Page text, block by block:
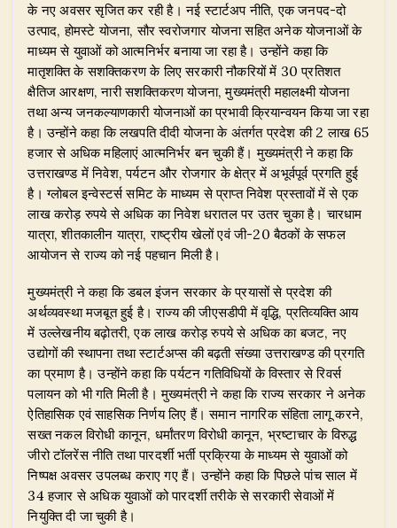
के नए अवसर सृजित कर रही है। नई स्टार्टअप नीति, एक जनपद-दो
उत्पाद, होमस्टे योजना, सौर स्वरोजगार योजना सहित अनेक योजनाओं के
माध्यम से युवाओं को आत्मनिर्भर बनाया जा रहा है। उन्होंने कहा कि
मातृशक्ति के सशक्तिकरण के लिए सरकारी नौकरियों में 30 प्रतिशत
क्षैतिज आरक्षण, नारी सशक्तिकरण योजना, मुख्यमंत्री महालक्ष्मी योजना
तथा अन्य जनकल्याणकारी योजनाओं का प्रभावी क्रियान्वयन किया जा रहा
है। उन्होंने कहा कि लखपति दीदी योजना के अंतर्गत प्रदेश की 2 लाख 65
हजार से अधिक महिलाएं आत्मनिर्भर बन चुकी हैं। मुख्यमंत्री ने कहा कि
उत्तराखण्ड में निवेश, पर्यटन और रोजगार के क्षेत्र में अभूर्वपूर्व प्रगति हुई
है। ग्लोबल इन्वेस्टर्स समिट के माध्यम से प्राप्त निवेश प्रस्तावों में से एक
लाख करोड़ रुपये से अधिक का निवेश धरातल पर उतर चुका है। चारधाम
यात्रा, शीतकालीन यात्रा, राष्ट्रीय खेलों एवं जी-20 बैठकों के सफल
आयोजन से राज्य को नई पहचान मिली है।
​मुख्यमंत्री ने कहा कि डबल इंजन सरकार के प्रयासों से प्रदेश की
अर्थव्यवस्था मजबूत हुई है। राज्य की जीएसडीपी में वृद्धि, प्रतिव्यक्ति आय
में उल्लेखनीय बढ़ोतरी, एक लाख करोड़ रुपये से अधिक का बजट, नए
उद्योगों की स्थापना तथा स्टार्टअप्स की बढ़ती संख्या उत्तराखण्ड की प्रगति
का प्रमाण है। उन्होंने कहा कि पर्यटन गतिविधियों के विस्तार से रिवर्स
पलायन को भी गति मिली है। मुख्यमंत्री ने कहा कि राज्य सरकार ने अनेक
ऐतिहासिक एवं साहसिक निर्णय लिए हैं। समान नागरिक संहिता लागू करने,
सख्त नकल विरोधी कानून, धर्मांतरण विरोधी कानून, भ्रष्टाचार के विरुद्ध
जीरो टॉलरेंस नीति तथा पारदर्शी भर्ती प्रक्रिया के माध्यम से युवाओं को
निष्पक्ष अवसर उपलब्ध कराए गए हैं। उन्होंने कहा कि पिछले पांच साल में
34 हजार से अधिक युवाओं को पारदर्शी तरीके से सरकारी सेवाओं में
नियुक्ति दी जा चुकी है।